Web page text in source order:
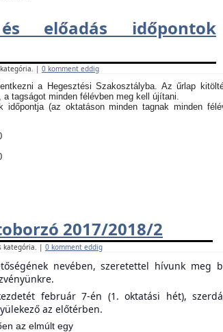
és előadás időpontok
| 0 komment eddig
a Hegesztési Szakosztályba. Az űrlap
tagságot minden félévben meg kell újítani.
időpontja (az oktatáson minden tagnak minden
2017/2018/2
kategória. | 0 komment eddig
nevében, szeretettel hívunk meg
február 7-én (1. oktatási hét),
az előtérben.
az elmúlt egy